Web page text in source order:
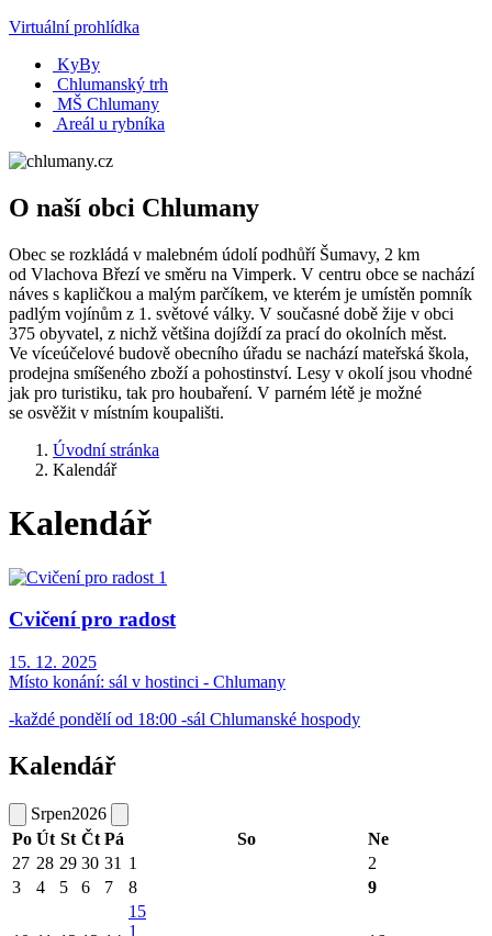
Virtuální prohlídka
KyBy
Chlumanský trh
MŠ Chlumany
Areál u rybníka
O naší obci Chlumany
Obec se rozkládá v malebném údolí podhůří Šumavy, 2 km
od Vlachova Březí ve směru na Vimperk. V centru obce se nachází
náves s kapličkou a malým parčíkem, ve kterém je umístěn pomník
padlým vojínům z 1. světové války. V současné době žije v obci
375 obyvatel, z nichž většina dojíždí za prací do okolních měst.
Ve víceúčelové budově obecního úřadu se nachází mateřská škola,
prodejna smíšeného zboží a pohostinství. Lesy v okolí jsou vhodné
jak pro turistiku, tak pro houbaření. V parném létě je možné
se osvěžit v místním koupališti.
Úvodní stránka
Kalendář
Kalendář
Cvičení pro radost
15. 12. 2025
Místo konání: sál v hostinci - Chlumany
-každé pondělí od 18:00 -sál Chlumanské hospody
Kalendář
Srpen2026
Po Út St Čt Pá So
Ne
27 28 29 30 31 1
2
3
4 5 6 7 8 9
15
1